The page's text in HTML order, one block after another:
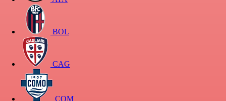
BOL
CAG
COM